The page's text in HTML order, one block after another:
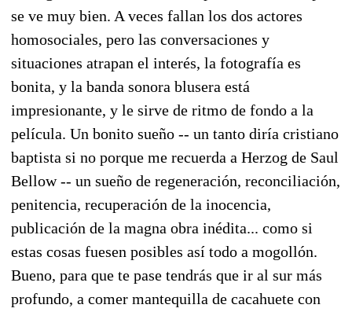
se ve muy bien. A veces fallan los dos actores
homosociales, pero las conversaciones y
situaciones atrapan el interés, la fotografía es
bonita, y la banda sonora blusera está
impresionante, y le sirve de ritmo de fondo a la
película. Un bonito sueño -- un tanto diría cristiano
baptista si no porque me recuerda a Herzog de Saul
Bellow -- un sueño de regeneración, reconciliación,
penitencia, recuperación de la inocencia,
publicación de la magna obra inédita... como si
estas cosas fuesen posibles así todo a mogollón.
Bueno, para que te pase tendrás que ir al sur más
profundo, a comer mantequilla de cacahuete con